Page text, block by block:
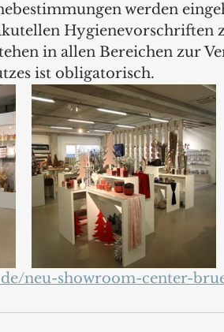
werden
Hygienevorschriften
in allen Bereichen zur
ist obligatorisch.
neu-showroom-center-